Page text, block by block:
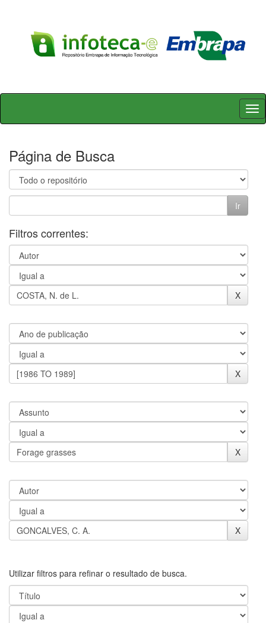
Skip
Página de Busca
Filtros correntes:
Utilizar filtros para refinar o resultado de busca.